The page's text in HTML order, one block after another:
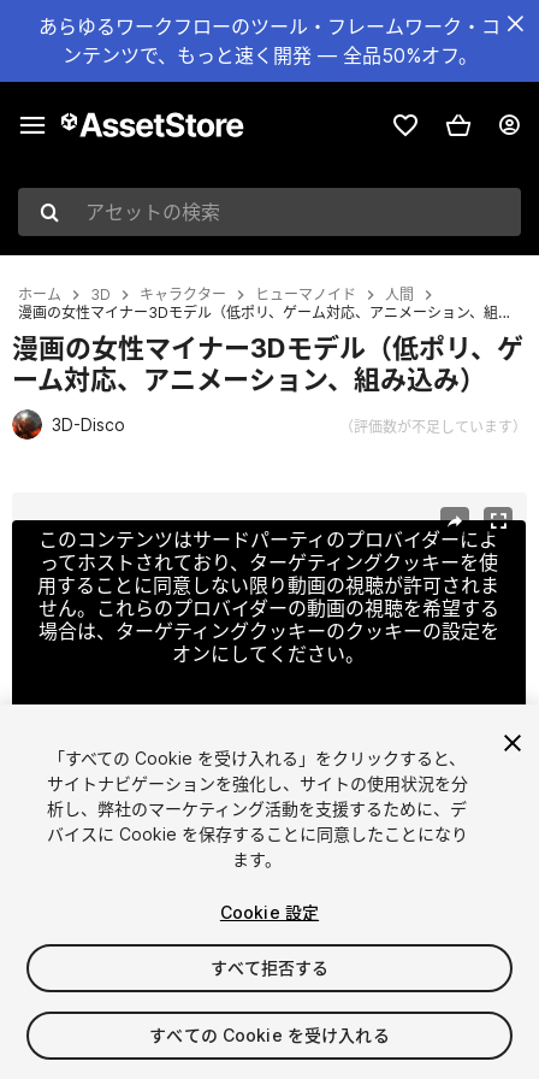
あらゆるワークフローのツール・フレームワーク・コ
ンテンツで、もっと速く開発 — 全品50%オフ。
アセットの検索
ホーム 3D キャラクター ヒューマノイド
人間
漫画の女性マイナー3Dモデル（低ポリ、ゲーム対応、アニメーション、組み込み）
漫画の女性マイナー3Dモデル（低ポリ、ゲ
ーム対応、アニメーション、組み込み）
3D-Disco （評価数が不足しています）
このコンテンツはサードパーティのプロバイダーによ
ってホストされており、ターゲティングクッキーを使
用することに同意しない限り動画の視聴が許可されま
せん。これらのプロバイダーの動画の視聴を希望する
場合は、ターゲティングクッキーのクッキーの設定を
オンにしてください。
クッキーの設定
1/25
$99.99
消費税は決済時に計算されます
「すべての Cookie を受け入れる」をクリックすると、
サイトナビゲーションを強化し、サイトの使用状況を分
析し、弊社のマーケティング活動を支援するために、デ
バイスに Cookie を保存することに同意したことになり
ます。
Cookie 設定
すべて拒否する
すべての Cookie を受け入れる